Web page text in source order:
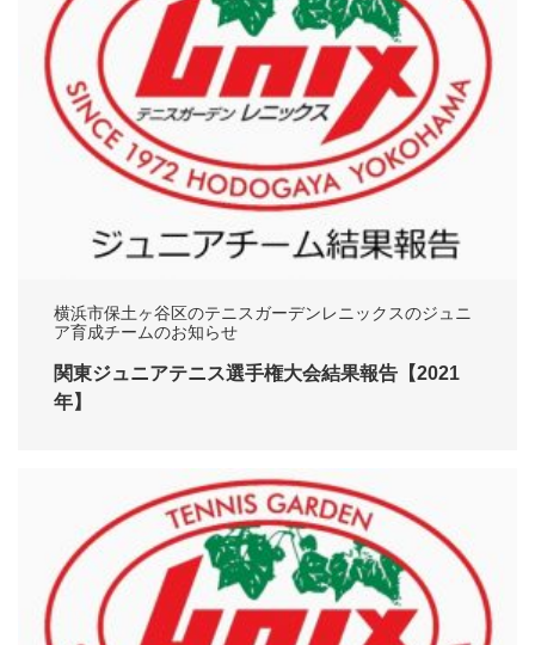
横浜市保土ヶ谷区のテニスガーデンレニックスのジュニ
ア育成チームのお知らせ
関東ジュニアテニス選手権大会結果報告【2021
年】